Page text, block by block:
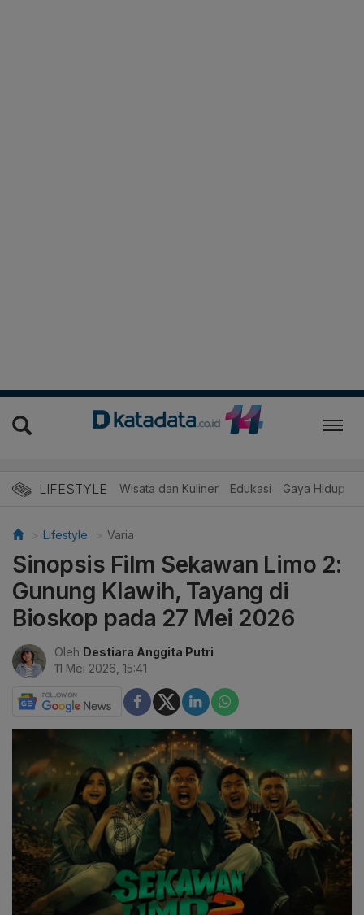
LIFESTYLE Wisata dan Kuliner Edukasi Gaya Hidup
Lifestyle Varia
Sinopsis Film Sekawan Limo 2:
Gunung Klawih, Tayang di
Bioskop pada 27 Mei 2026
Oleh Destiara Anggita Putri
11 Mei 2026, 15:41